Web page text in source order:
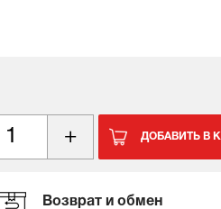
ДОБАВИТЬ В
Возврат и обмен